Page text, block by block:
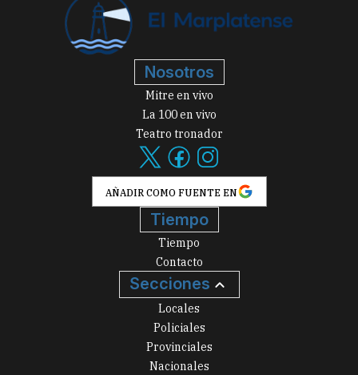
Nosotros
Mitre en vivo
La 100 en vivo
Teatro tronador
AÑADIR COMO FUENTE EN
Tiempo
Tiempo
Contacto
Secciones
Locales
Policiales
Provinciales
Nacionales